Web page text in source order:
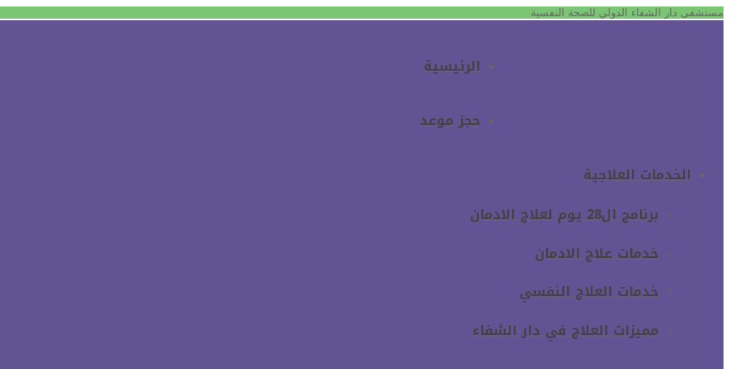
مستشفى دار الشفاء الدولي للصحة النفسية
الرئيسية
حجز موعد
الخدمات العلاجية
برنامج ال28 يوم لعلاج الادمان
خدمات علاج الادمان
خدمات العلاج النفسي
مميزات العلاج في دار الشفاء